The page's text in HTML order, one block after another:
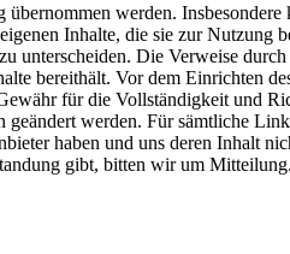
werden.
Inhalte, die sie zur Nutzung
unterscheiden. Die Verweise
bereithält. Vor dem Einrichten
für die Vollständigkeit und
werden. Für sämtliche
haben und uns deren Inhalt
gibt, bitten wir um